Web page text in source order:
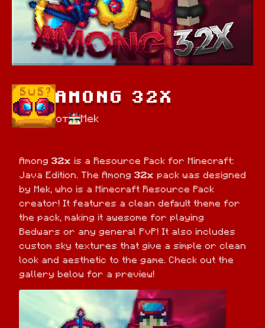
AMONG 32X
от Mek
Among 32x is a Resource Pack for Minecraft:
Java Edition. The Among 32x pack was designed
by Mek, who is a Minecraft Resource Pack
creator! It features a clean default theme for
the pack, making it awesome for playing
Bedwars or any general PvP! It also includes
custom sky textures that give a simple or clean
look and aesthetic to the game. Check out the
gallery below for a preview!